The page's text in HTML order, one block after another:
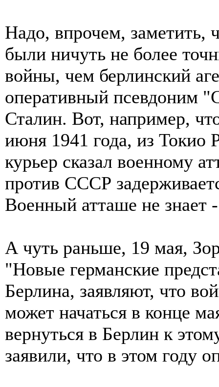
Надо, впрочем, заметить,
были ничуть не более
войны, чем берлинский
оперативный псевдоним
Сталин. Вот, например,
июня 1941 года, из Токио
курьер сказал военному
против СССР
Военный атташе не знает
А чуть раньше, 19 мая,
"Новые германские
Берлина, заявляют, что
может начаться в конце
вернуться в Берлин к
заявили, что в этом году